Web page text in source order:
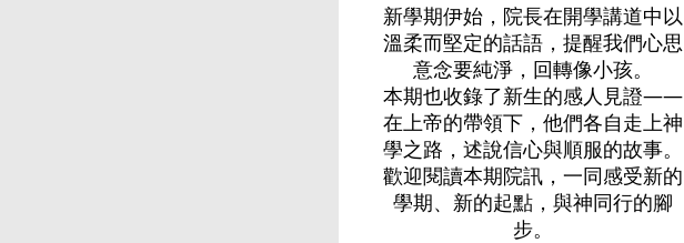
新學期伊始，院長在開學講道中以
溫柔而堅定的話語，提醒我們心思
意念要純淨，回轉像小孩。
本期也收錄了新生的感人見證——
在上帝的帶領下，他們各自走上神
學之路，述說信心與順服的故事。
歡迎閱讀本期院訊，一同感受新的
學期、新的起點，與神同行的腳
步。